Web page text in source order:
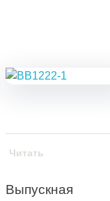
Выпускная
Читать